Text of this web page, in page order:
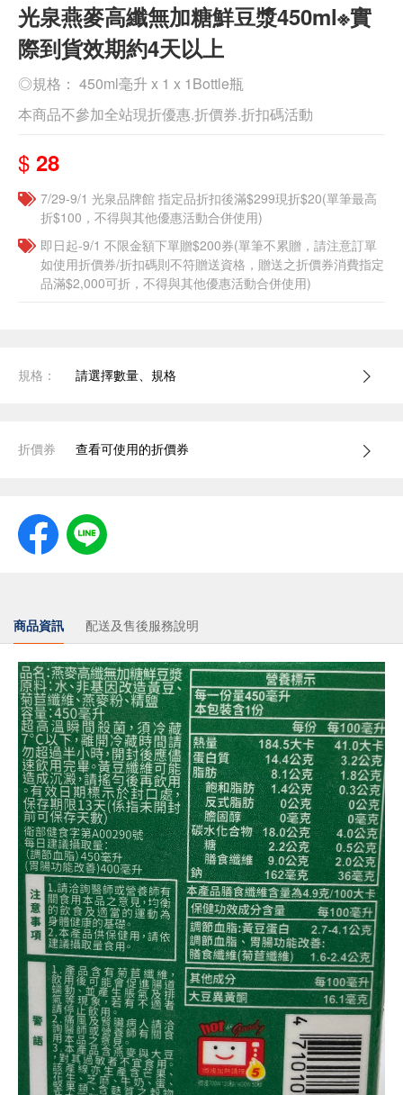
光泉燕麥高纖無加糖鮮豆漿450ml※實
際到貨效期約4天以上
◎規格： 450ml毫升 x 1 x 1Bottle瓶
本商品不參加全站現折優惠.折價券.折扣碼活動
$ 28
7/29-9/1 光泉品牌館 指定品折扣後滿$299現折$20(單筆最高
折$100，不得與其他優惠活動合併使用)
即日起-9/1 不限金額下單贈$200券(單筆不累贈，請注意訂單
如使用折價券/折扣碼則不符贈送資格，贈送之折價券消費指定
品滿$2,000可折，不得與其他優惠活動合併使用)
規格： 請選擇數量、規格
折價券 查看可使用的折價券
商品資訊 配送及售後服務說明